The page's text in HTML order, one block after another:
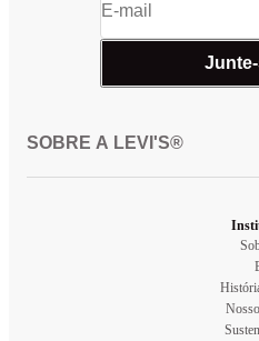
SOBRE A LEVI'S®